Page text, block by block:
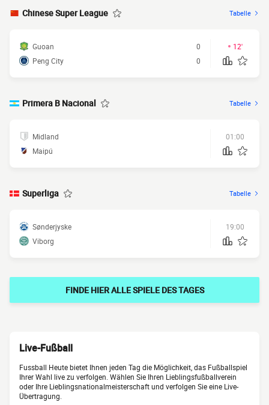
Chinese Super League Tabelle
Guoan
0
Peng City
0
12'
Primera B Nacional Tabelle
Midland
Maipú
01:00
Superliga Tabelle
Sønderjyske
Viborg
19:00
FINDE HIER ALLE SPIELE DES TAGES
Live-Fußball
Fussball Heute bietet Ihnen jeden Tag die Möglichkeit, das Fußballspiel
Ihrer Wahl live zu verfolgen. Wählen Sie Ihren Lieblingsfußballverein
oder Ihre Lieblingsnationalmeisterschaft und verfolgen Sie eine Live-
Übertragung.